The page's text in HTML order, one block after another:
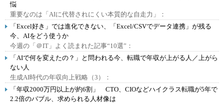
悩
重要なのは「AIに代替されにくい本質的な自走力」：
「Excel好き」では進化できない、「Excel/CSVでデータ連携」が残る
今、AIをどう使うか
今週の「＠IT」よく読まれた記事“10選”：
「AIで何を変えたの？」と問われる今、転職で年収が上がる人／上がら
ない人
生成AI時代の年収向上戦略（3）：
「年収2000万円以上が約6割」 CTO、CIOなどハイクラス転職が5年で
2.2倍のバブル、求められる人材像は